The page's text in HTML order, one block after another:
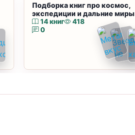
Подборка книг про космос,
экспедиции и дальние миры
14 книг
418
0